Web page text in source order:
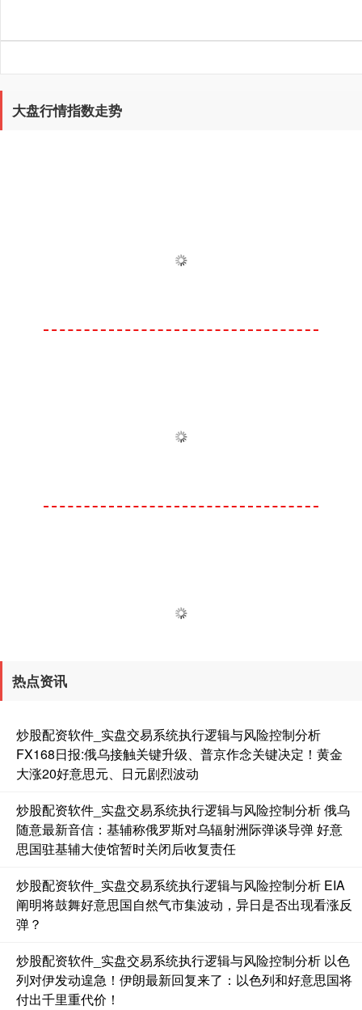
大盘行情指数走势
热点资讯
炒股配资软件_实盘交易系统执行逻辑与风险控制分析
FX168日报:俄乌接触关键升级、普京作念关键决定！黄金
大涨20好意思元、日元剧烈波动
炒股配资软件_实盘交易系统执行逻辑与风险控制分析 俄乌
随意最新音信：基辅称俄罗斯对乌辐射洲际弹谈导弹 好意
思国驻基辅大使馆暂时关闭后收复责任
炒股配资软件_实盘交易系统执行逻辑与风险控制分析 EIA
阐明将鼓舞好意思国自然气市集波动，异日是否出现看涨反
弹？
炒股配资软件_实盘交易系统执行逻辑与风险控制分析 以色
列对伊发动遑急！伊朗最新回复来了：以色列和好意思国将
付出千里重代价！